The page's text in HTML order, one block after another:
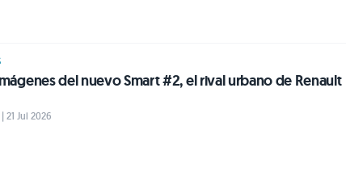
del nuevo Smart #2, el rival urbano de Renault
21 Jul 2026